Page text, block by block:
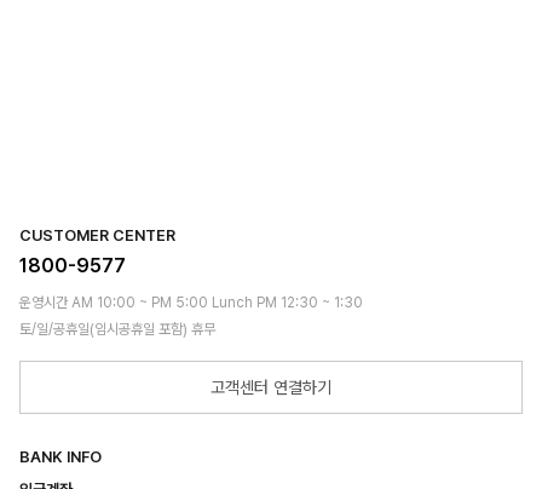
CUSTOMER CENTER
1800-9577
운영시간 AM 10:00 ~ PM 5:00 Lunch PM 12:30 ~ 1:30
토/일/공휴일(임시공휴일 포함) 휴무
고객센터 연결하기
BANK INFO